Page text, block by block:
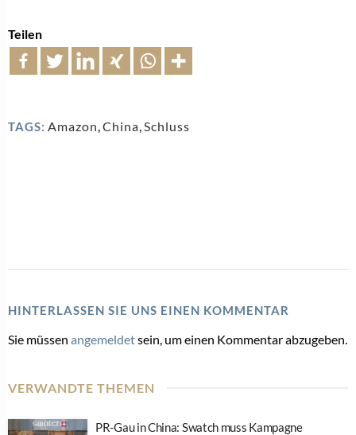
Teilen
TAGS: Amazon,China,Schluss
HINTERLASSEN SIE UNS EINEN KOMMENTAR
Sie müssen angemeldetsein, um einen Kommentar abzugeben.
VERWANDTE THEMEN
PR-Gau in China: Swatch muss Kampagne